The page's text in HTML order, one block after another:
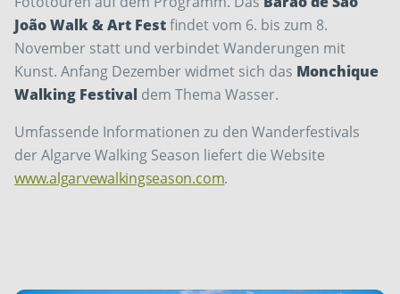
João Walk & Art Festfindet vom 6. bis zum 8.
November statt und verbindet Wanderungen mit
Kunst. Anfang Dezember widmet sich das Monchique
Walking Festival dem Thema Wasser.
Umfassende Informationen zu den Wanderfestivals
der Algarve Walking Season liefert die Website
www.algarvewalkingseason.com.